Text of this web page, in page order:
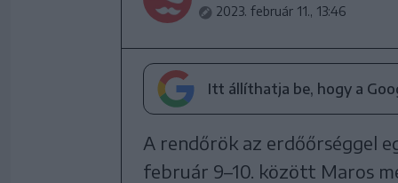
2023. február 11., 13:46
Itt állíthatja be, hogy a
A rendőrök az erdőőrséggel
február 9–10. között Maros